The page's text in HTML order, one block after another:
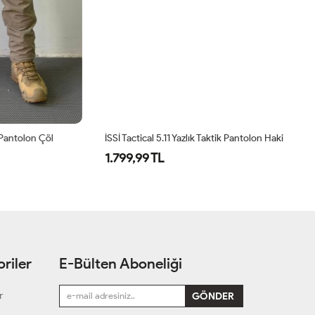
Çöl İSSİ Tactical 5.11 Yazlık Taktik Pantolon Haki
1.799,99 TL
E-Bülten Aboneliği